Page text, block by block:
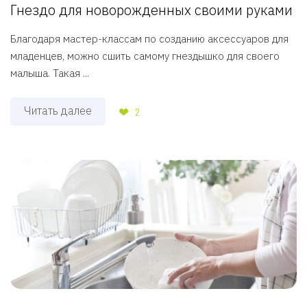
Гнездо для новорожденных своими руками
Благодаря мастер-классам по созданию аксессуаров для
младенцев, можно сшить самому гнездышко для своего
малыша. Такая ...
Читать далее 2